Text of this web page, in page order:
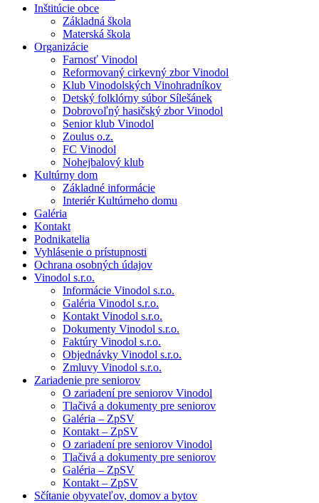
Inštitúcie obce
Základná škola
Materská škola
Organizácie
Farnosť Vinodol
Reformovaný cirkevný zbor Vinodol
Klub Vinodolských Vinohradníkov
Detský folklórny súbor Sílešánek
Dobrovoľný hasičský zbor Vinodol
Senior klub Vinodol
Zoulus o.z.
FC Vinodol
Nohejbalový klub
Kultúrny dom
Základné informácie
Interiér Kultúrneho domu
Galéria
Kontakt
Podnikatelia
Vyhlásenie o prístupnosti
Ochrana osobných údajov
Vinodol s.r.o.
Informácie Vinodol s.r.o.
Galéria Vinodol s.r.o.
Kontakt Vinodol s.r.o.
Dokumenty Vinodol s.r.o.
Faktúry Vinodol s.r.o.
Objednávky Vinodol s.r.o.
Zmluvy Vinodol s.r.o.
Zariadenie pre seniorov
O zariadení pre seniorov Vinodol
Tlačivá a dokumenty pre seniorov
Galéria – ZpSV
Kontakt – ZpSV
O zariadení pre seniorov Vinodol
Tlačivá a dokumenty pre seniorov
Galéria – ZpSV
Kontakt – ZpSV
Sčítanie obyvateľov, domov a bytov